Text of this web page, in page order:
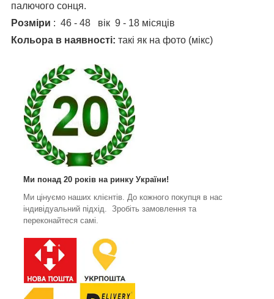
палючого сонця.
Розміри : 46 - 48 вік 9 - 18 місяців
Кольора в наявності: такі як на фото (мікс)
Ми понад 20 років на ринку України!
Ми цінуємо наших клієнтів. До кожного покупця в нас
індивідуальний підхід. Зробіть замовлення та
переконайтеся самі.